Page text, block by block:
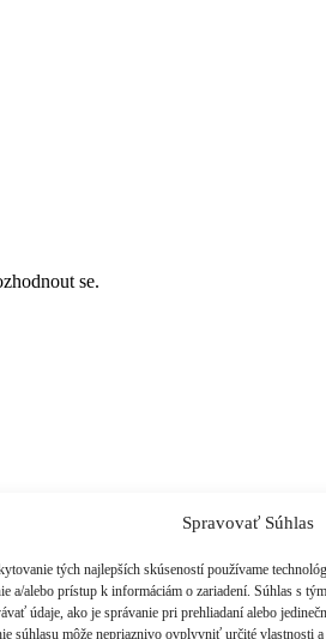
Spravovať Súhlas
tých najlepších skúseností používame
a/alebo prístup k informáciám o zariadení. Súhlas s
údaje, ako je správanie pri prehliadaní alebo
súhlasu môže nepriaznivo ovplyvniť určité vlastnosti
se.